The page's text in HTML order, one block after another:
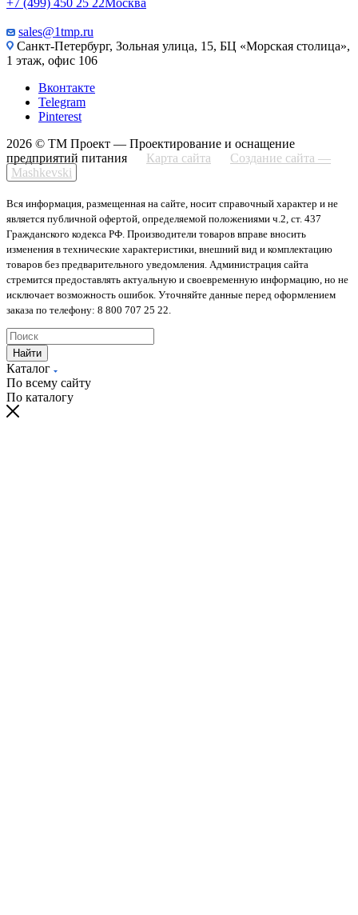
+7 (499) 450 25 22Москва
sales@1tmp.ru
Санкт-Петербург, Зольная улица, 15, БЦ «Морская столица»,
1 этаж, офис 106
Вконтакте
Telegram
Pinterest
2026 © ТМ Проект — Проектирование и оснащение
предприятий питания
Карта сайта
Создание сайта —
Mashkevski
Вся информация, размещенная на сайте, носит справочный характер и не
является публичной офертой, определяемой положениями ч.2, ст. 437
Гражданского кодекса РФ. Производители товаров вправе вносить
изменения в технические характеристики, внешний вид и комплектацию
товаров без предварительного уведомления. Администрация сайта
стремится предоставлять актуальную и своевременную информацию, но не
исключает возможность ошибок. Уточняйте данные перед оформлением
заказа по телефону: 8 800 707 25 22.
Найти
Каталог
По всему сайту
По каталогу